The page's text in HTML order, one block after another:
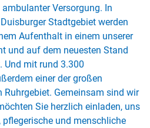
Versorgung. In
Stadtgebiet werden
Aufenthalt in einem unserer
und auf dem neuesten Stand
Und mit rund 3.300
einer der großen
Ruhrgebiet. Gemeinsam sind wir
Sie herzlich einladen, uns
und menschliche